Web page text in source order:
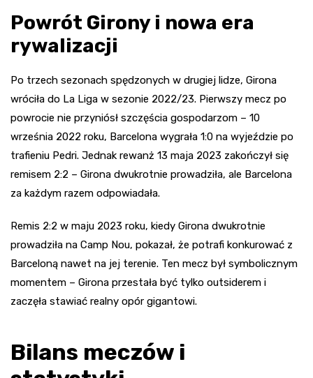
Powrót Girony i nowa era
rywalizacji
Po trzech sezonach spędzonych w drugiej lidze, Girona
wróciła do La Liga w sezonie 2022/23. Pierwszy mecz po
powrocie nie przyniósł szczęścia gospodarzom – 10
września 2022 roku, Barcelona wygrała 1:0 na wyjeździe po
trafieniu Pedri. Jednak rewanż 13 maja 2023 zakończył się
remisem 2:2 – Girona dwukrotnie prowadziła, ale Barcelona
za każdym razem odpowiadała.
Remis 2:2 w maju 2023 roku, kiedy Girona dwukrotnie
prowadziła na Camp Nou, pokazał, że potrafi konkurować z
Barceloną nawet na jej terenie. Ten mecz był symbolicznym
momentem – Girona przestała być tylko outsiderem i
zaczęła stawiać realny opór gigantowi.
Bilans meczów i